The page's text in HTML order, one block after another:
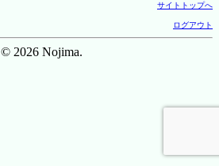
サイトトップへ
ログアウト
© 2026 Nojima.